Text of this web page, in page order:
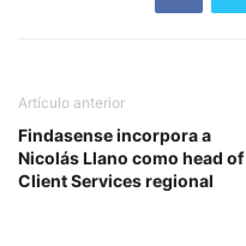
Artículo anterior
Findasense incorpora a
Nicolás Llano como head of
Client Services regional